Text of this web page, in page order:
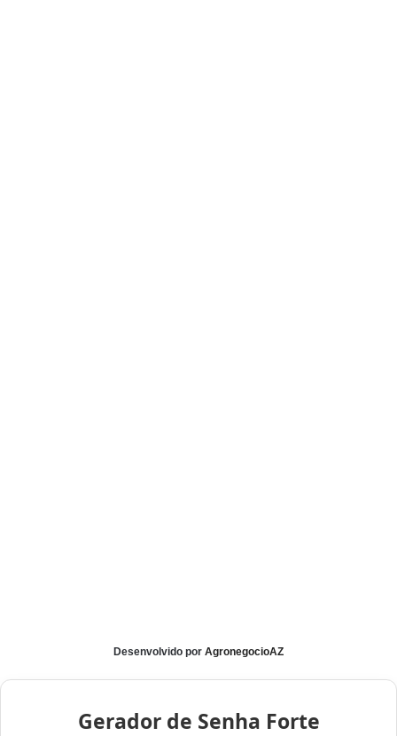
Desenvolvido por AgronegocioAZ
Gerador de Senha Forte